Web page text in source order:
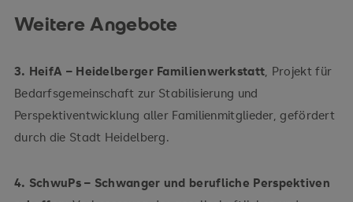
Weitere Angebote
3. HeifA – Heidelberger Familienwerkstatt, Projekt für
Bedarfsgemeinschaft zur Stabilisierung und
Perspektiventwicklung aller Familienmitglieder, gefördert
durch die Stadt Heidelberg.
4. SchwuPs – Schwanger und berufliche Perspektiven